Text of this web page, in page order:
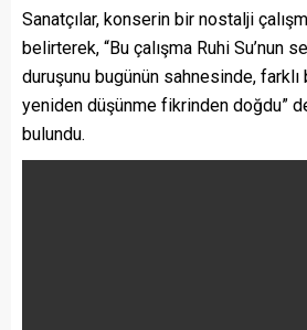
Sanatçılar, konserin bir nostalji
belirterek, “Bu çalışma Ruhi Su’nun
duruşunu bugünün sahnesinde,
yeniden düşünme fikrinden doğdu”
bulundu.